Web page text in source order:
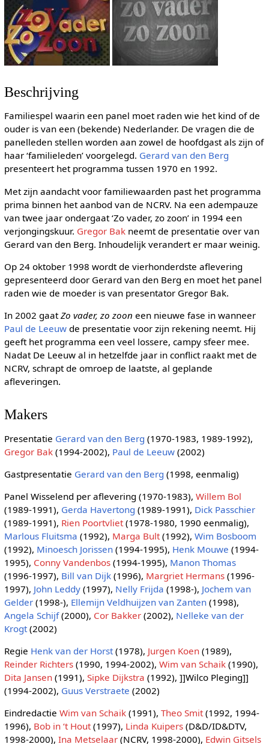
Beschrijving
Familiespel waarin een panel moet raden wie het kind of de
ouder is van een (bekende) Nederlander. De vragen die de
panelleden stellen worden aan zowel de hoofdgast als zijn of
haar ‘familieleden’ voorgelegd. Gerard van den Berg
presenteert het programma tussen 1970 en 1992.
Met zijn aandacht voor familiewaarden past het programma
prima binnen het aanbod van de NCRV. Na een adempauze
van twee jaar ondergaat ‘Zo vader, zo zoon’ in 1994 een
verjongingskuur. Gregor Bakneemt de presentatie over van
Gerard van den Berg. Inhoudelijk verandert er maar weinig.
Op 24 oktober 1998 wordt de vierhonderdste aflevering
gepresenteerd door Gerard van den Berg en moet het panel
raden wie de moeder is van presentator Gregor Bak.
In 2002 gaatZo vader, zo zoon een nieuwe fase in wanneer
Paul de Leeuwde presentatie voor zijn rekening neemt. Hij
geeft het programma een veel lossere, campy sfeer mee.
Nadat De Leeuw al in hetzelfde jaar in conflict raakt met de
NCRV, schrapt de omroep de laatste, al geplande
afleveringen.
Makers
Presentatie Gerard van den Berg (1970-1983, 1989-1992),
Gregor Bak(1994-2002), Paul de Leeuw(2002)
Gastpresentatie Gerard van den Berg (1998, eenmalig)
Panel Wisselend per aflevering (1970-1983), Willem Bol
(1989-1991), Gerda Havertong (1989-1991), Dick Passchier
(1989-1991), Rien Poortvliet(1978-1980, 1990 eenmalig),
Marlous Fluitsma (1992), Marga Bult(1992), Wim Bosboom
(1992), Minoesch Jorissen(1994-1995), Henk Mouwe (1994-
1995), Conny Vandenbos(1994-1995), Manon Thomas
(1996-1997), Bill van Dijk(1996), Margriet Hermans(1996-
1997), John Leddy(1997), Nelly Frijda (1998-), Jochem van
Gelder(1998-), Ellemijn Veldhuijzen van Zanten(1998),
Angela Schijf(2000), Cor Bakker(2002), Nelleke van der
Krogt(2002)
Regie Henk van der Horst(1978), Jurgen Koen(1989),
Reinder Richters(1990, 1994-2002), Wim van Schaik(1990),
Dita Jansen(1991), Sipke Dijkstra (1992), ]]Wilco Pleging]]
(1994-2002), Guus Verstraete (2002)
Eindredactie Wim van Schaik(1991), Theo Smit(1992, 1994-
1996), Bob in ‘t Hout(1997), Linda Kuipers(D&D/ID&DTV,
1998-2000), Ina Metselaar(NCRV, 1998-2000), Edwin Gitsels